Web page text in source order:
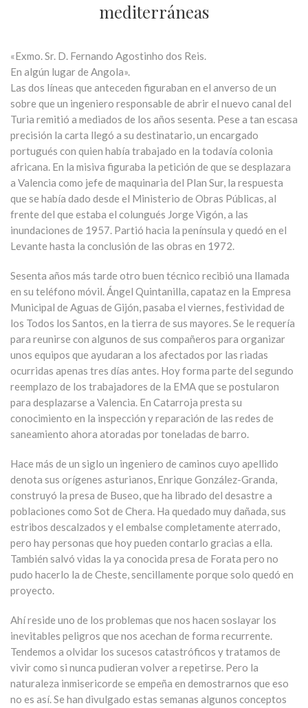
mediterráneas
«Exmo. Sr. D. Fernando Agostinho dos Reis.
En algún lugar de Angola».
Las dos líneas que anteceden figuraban en el anverso de un
sobre que un ingeniero responsable de abrir el nuevo canal del
Turia remitió a mediados de los años sesenta. Pese a tan escasa
precisión la carta llegó a su destinatario, un encargado
portugués con quien había trabajado en la todavía colonia
africana. En la misiva figuraba la petición de que se desplazara
a Valencia como jefe de maquinaria del Plan Sur, la respuesta
que se había dado desde el Ministerio de Obras Públicas, al
frente del que estaba el colungués Jorge Vigón, a las
inundaciones de 1957. Partió hacia la península y quedó en el
Levante hasta la conclusión de las obras en 1972.
Sesenta años más tarde otro buen técnico recibió una llamada
en su teléfono móvil. Ángel Quintanilla, capataz en la Empresa
Municipal de Aguas de Gijón, pasaba el viernes, festividad de
los Todos los Santos, en la tierra de sus mayores. Se le requería
para reunirse con algunos de sus compañeros para organizar
unos equipos que ayudaran a los afectados por las riadas
ocurridas apenas tres días antes. Hoy forma parte del segundo
reemplazo de los trabajadores de la EMA que se postularon
para desplazarse a Valencia. En Catarroja presta su
conocimiento en la inspección y reparación de las redes de
saneamiento ahora atoradas por toneladas de barro.
Hace más de un siglo un ingeniero de caminos cuyo apellido
denota sus orígenes asturianos, Enrique González-Granda,
construyó la presa de Buseo, que ha librado del desastre a
poblaciones como Sot de Chera. Ha quedado muy dañada, sus
estribos descalzados y el embalse completamente aterrado,
pero hay personas que hoy pueden contarlo gracias a ella.
También salvó vidas la ya conocida presa de Forata pero no
pudo hacerlo la de Cheste, sencillamente porque solo quedó en
proyecto.
Ahí reside uno de los problemas que nos hacen soslayar los
inevitables peligros que nos acechan de forma recurrente.
Tendemos a olvidar los sucesos catastróficos y tratamos de
vivir como si nunca pudieran volver a repetirse. Pero la
naturaleza inmisericorde se empeña en demostrarnos que eso
no es así. Se han divulgado estas semanas algunos conceptos